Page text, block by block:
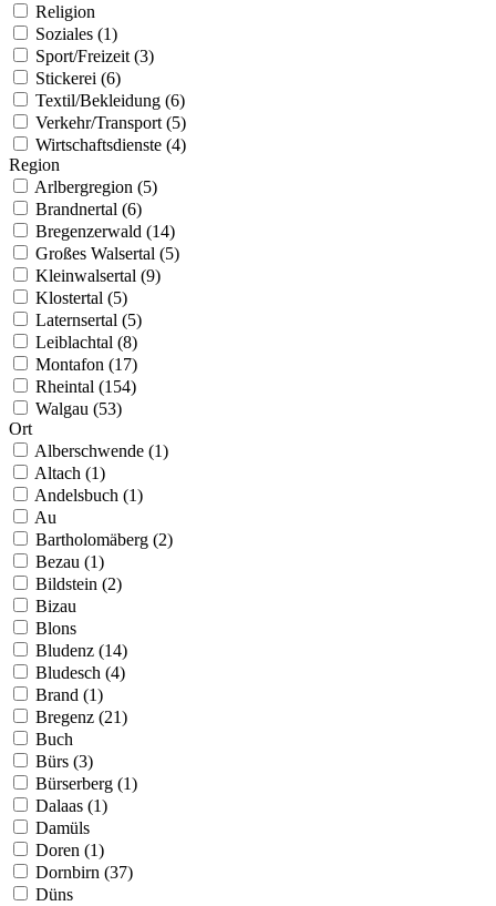
Religion
Soziales (1)
Sport/Freizeit (3)
Stickerei (6)
Textil/Bekleidung (6)
Verkehr/Transport (5)
Wirtschaftsdienste (4)
Region
Arlbergregion (5)
Brandnertal (6)
Bregenzerwald (14)
Großes Walsertal (5)
Kleinwalsertal (9)
Klostertal (5)
Laternsertal (5)
Leiblachtal (8)
Montafon (17)
Rheintal (154)
Walgau (53)
Ort
Alberschwende (1)
Altach (1)
Andelsbuch (1)
Au
Bartholomäberg (2)
Bezau (1)
Bildstein (2)
Bizau
Blons
Bludenz (14)
Bludesch (4)
Brand (1)
Bregenz (21)
Buch
Bürs (3)
Bürserberg (1)
Dalaas (1)
Damüls
Doren (1)
Dornbirn (37)
Düns